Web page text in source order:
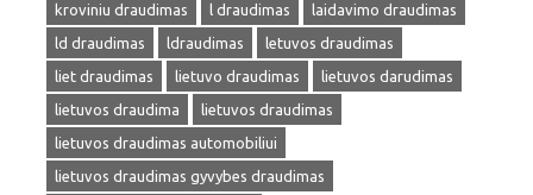
kroviniu draudimas
l draudimas
laidavimo draudimas
ld draudimas
ldraudimas
letuvos draudimas
liet draudimas
lietuvo draudimas
lietuvos darudimas
lietuvos draudima
lietuvos draudimas
lietuvos draudimas automobiliui
lietuvos draudimas gyvybes draudimas